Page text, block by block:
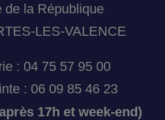
de la République
LES-VALENCE
: 04 75 57 95 00
: 06 09 85 46 23
17h et week-end)